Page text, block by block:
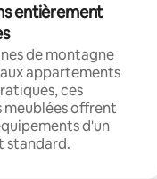
entièrement
de montagne
appartements
ces
offrent
d'un
standard.